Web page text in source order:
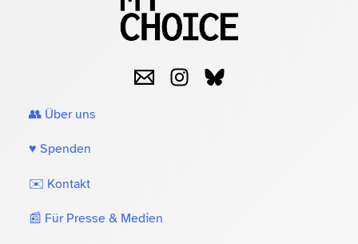
👥 Über uns
♥️ Spenden
✉️ Kontakt
📰 Für Presse & Medien